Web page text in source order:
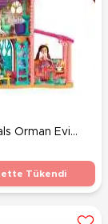
Orman Evi
Tükendi